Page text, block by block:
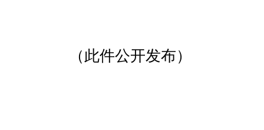
（此件公开发布）